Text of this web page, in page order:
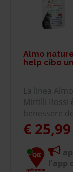
Almo
help cibo
La linea
Mirtilli Rossi
benessere
€ 25,99
l'app